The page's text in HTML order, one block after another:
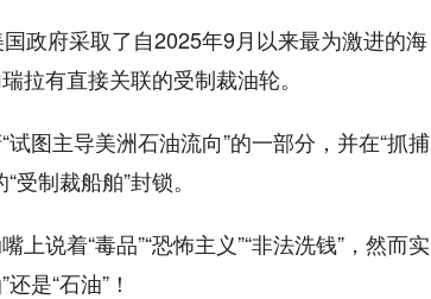
政府采取了自2025年9月以来最为激进的海
拉有直接关联的受制裁油轮。
图主导美洲石油流向”的一部分，并在“抓捕
制裁船舶”封锁。
上说着“毒品”“恐怖主义”“非法洗钱”，然而实
是“石油”！